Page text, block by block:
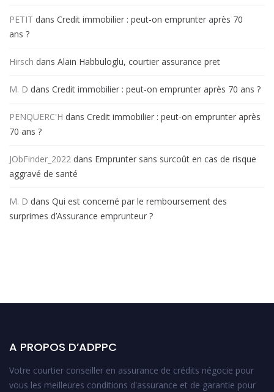
PETIT dans Credit immobilier : peut-on emprunter après 70
ans ?
Hirsch dans Alain Habbuloglu, courtier assurance pret
M. D dans Credit immobilier : peut-on emprunter après 70 ans ?
PENQUERC'H dans Credit immobilier : peut-on emprunter après
70 ans ?
JObFinder_2022 dans Emprunter sans surcoût en cas de risque
aggravé de santé
M. D dans Qui est concerné par le remboursement des
surprimes d’Assurance emprunteur ?
A PROPOS D’ADPPC
Votre courtier conseiller en assurance de crédits négocie pour
vous les meilleures conditions d'assurance et de garantie pour